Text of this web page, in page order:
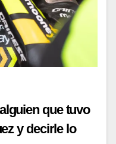
que tuvo
y decirle lo